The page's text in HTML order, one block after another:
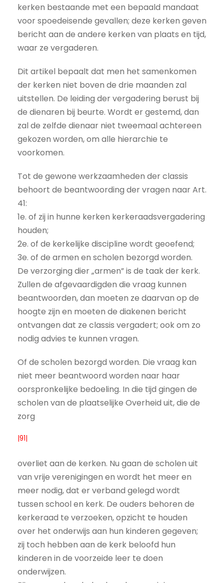
kerken bestaande met een bepaald mandaat
voor spoedeisende gevallen; deze kerken geven
bericht aan de andere kerken van plaats en tijd,
waar ze vergaderen.
Dit artikel bepaalt dat men het samenkomen
der kerken niet boven de drie maanden zal
uitstellen. De leiding der vergadering berust bij
de dienaren bij beurte. Wordt er gestemd, dan
zal de zelfde dienaar niet tweemaal achtereen
gekozen worden, om alle hierarchie te
voorkomen.
Tot de gewone werkzaamheden der classis
behoort de beantwoording der vragen naar Art.
41:
1e. of zij in hunne kerken kerkeraadsvergadering
houden;
2e. of de kerkelijke discipline wordt geoefend;
3e. of de armen en scholen bezorgd worden.
De verzorging dier „armen” is de taak der kerk.
Zullen de afgevaardigden die vraag kunnen
beantwoorden, dan moeten ze daarvan op de
hoogte zijn en moeten de diakenen bericht
ontvangen dat ze classis vergadert; ook om zo
nodig advies te kunnen vragen.
Of de scholen bezorgd worden. Die vraag kan
niet meer beantwoord worden naar haar
oorspronkelijke bedoeling. In die tijd gingen de
scholen van de plaatselijke Overheid uit, die de
zorg
|91|
overliet aan de kerken. Nu gaan de scholen uit
van vrije verenigingen en wordt het meer en
meer nodig, dat er verband gelegd wordt
tussen school en kerk. De ouders behoren de
kerkeraad te verzoeken, opzicht te houden
over het onderwijs aan hun kinderen gegeven;
zij toch hebben aan de kerk beloofd hun
kinderen in de voorzeide leer te doen
onderwijzen.